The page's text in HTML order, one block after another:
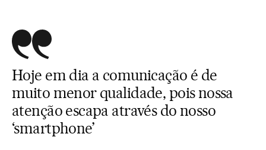
Hoje em dia a comunicação é de
muito menor qualidade, pois nossa
atenção escapa através do nosso
‘smartphone’